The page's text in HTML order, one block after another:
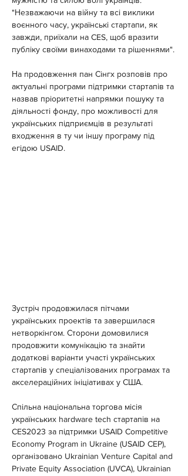
"Незважаючи на війну та всі виклики
воєнного часу, українські стартапи, як
завжди, приїхали на CES, щоб вразити
публіку своїми винаходами та рішеннями".
На продовження пан Сінгх розповів про
актуальні програми підтримки стартапів та
назвав пріоритетні напрямки пошуку та
діяльності фонду, про можливості для
українських підприємців в результаті
входження в ту чи іншу програму під
егідою USAID.
️Зустріч продовжилася пітчами
українських проектів та завершилася
нетворкінгом. Сторони домовилися
продовжити комунікацію та знайти
додаткові варіанти участі українських
стартапів у спеціалізованих програмах та
акселераційних ініціативах у США.
Спільна національна торгова місія
українських hardware tech стартапів на
CES2023 за підтримки USAID Competitive
Economy Program in Ukraine (USAID CEP),
організовано Ukrainian Venture Capital and
Private Equity Association (UVCA), Ukrainian